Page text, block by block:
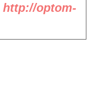
http://optom-